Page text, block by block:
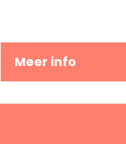
Meer info